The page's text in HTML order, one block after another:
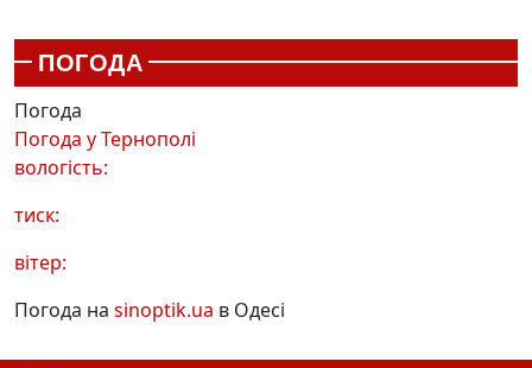
ПОГОДА
Погода
Погода уТернополі
вологість:
тиск:
вітер:
Погода на sinoptik.ua в Одесі